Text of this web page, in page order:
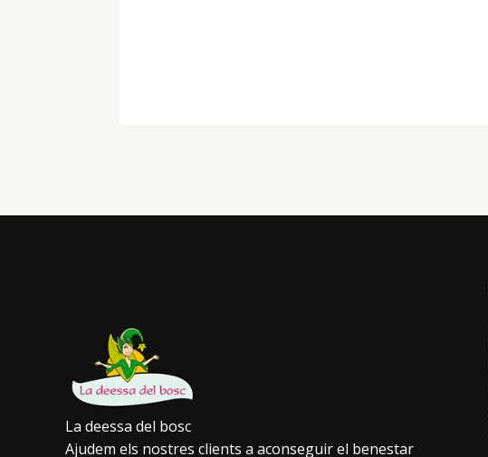
La deessa del bosc
Ajudem els nostres clients a aconseguir el benestar